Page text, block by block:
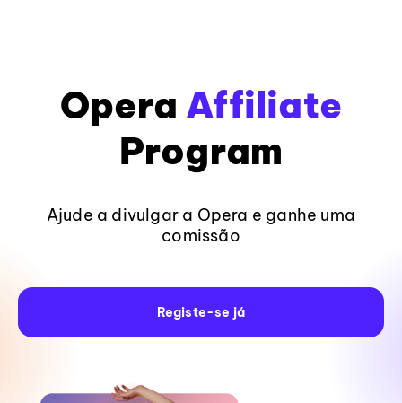
Opera Affiliate
Program
Ajude a divulgar a Opera e ganhe uma
comissão
Registe-se já